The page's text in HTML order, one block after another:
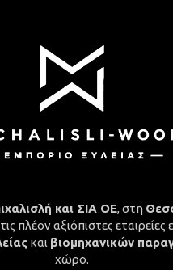
και ΣΙΑ ΟΕ, στη
πλέον αξιόπιστες εταιρείες
και βιομηχανικών
χώρο.